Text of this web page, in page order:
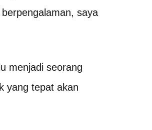
saya
menjadi seorang
yang tepat akan